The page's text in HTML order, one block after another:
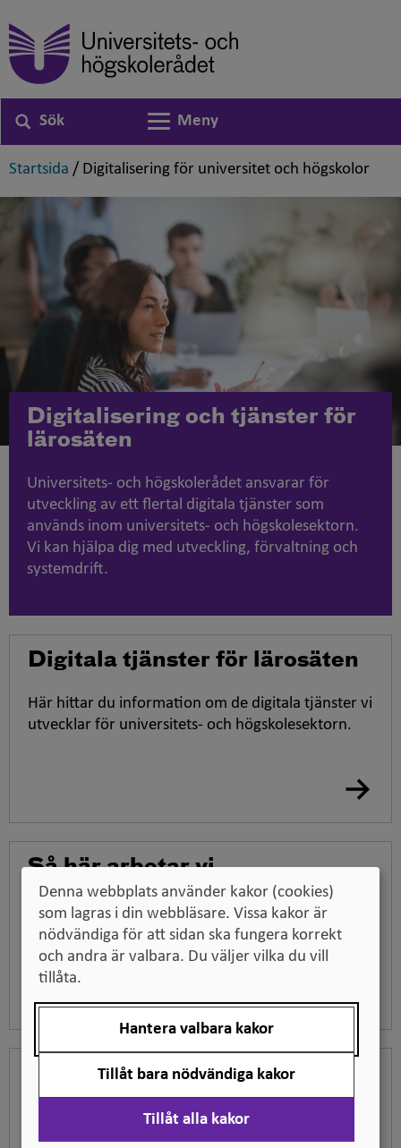
Sök
Växla navigering
Meny
Startsida ,
/ Digitalisering för universitet och högskolor,
Digitalisering och tjänster för
lärosäten
Universitets- och högskolerådet ansvarar för
utveckling av ett flertal digitala tjänster som
används inom universitets- och högskolesektorn.
Vi kan hjälpa dig med utveckling, förvaltning och
systemdrift.
Digitala tjänster för lärosäten
Här hittar du information om de digitala tjänster vi
utvecklar för universitets- och högskolesektorn.
Så här arbetar vi
Vi utvecklar digitala tjänster för främst
högskolesektorns behov. Så här arbetar vi.
Hör av dig till oss
Ta kontakt med UHR om du är intresserad av att
veta mer om de tjänster vi erbjuder.
Denna webbplats använder kakor (cookies)
som lagras i din webbläsare. Vissa kakor är
nödvändiga för att sidan ska fungera korrekt
och andra är valbara. Du väljer vilka du vill
tillåta.
Hantera valbara kakor
Tillåt bara nödvändiga kakor
Tillåt alla kakor